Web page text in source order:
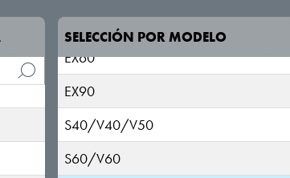
SELECCIÓN POR MODELO
EX60
EX90
S40/V40/V50
S60/V60